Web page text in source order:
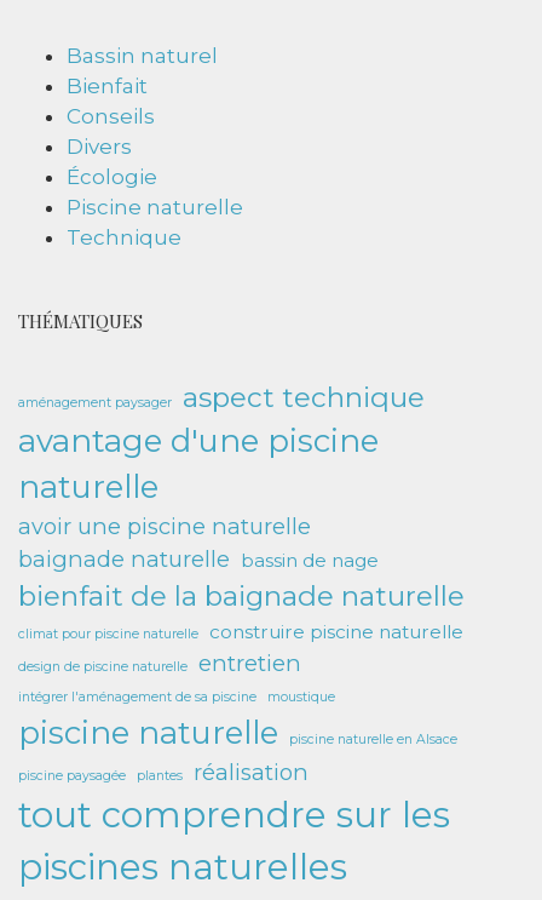
Bassin naturel
Bienfait
Conseils
Divers
Écologie
Piscine naturelle
Technique
THÉMATIQUES
aménagement paysager aspect technique
avantage d'une piscine
naturelle
avoir une piscine naturelle
baignade naturelle bassin de nage
bienfait de la baignade naturelle
climat pour piscine naturelle construire piscine naturelle
design de piscine naturelle entretien
intégrer l'aménagement de sa piscine moustique
piscine naturelle piscine naturelle en Alsace
piscine paysagée plantes réalisation
tout comprendre sur les
piscines naturelles